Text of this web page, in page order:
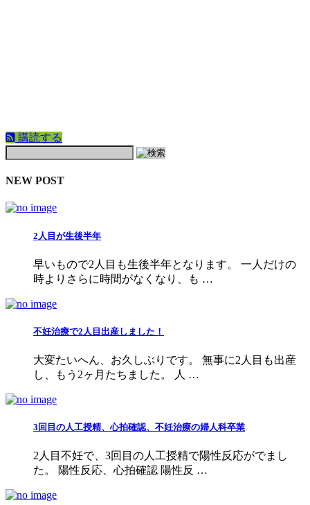
購読する
NEW POST
2人目が生後半年
早いもので2人目も生後半年となります。 一人だけの
時よりさらに時間がなくなり、も …
不妊治療で2人目出産しました！
大変たいへん、お久しぶりです。 無事に2人目も出産
し、もう2ヶ月たちました。 人 …
3回目の人工授精、心拍確認、不妊治療の婦人科卒業
2人目不妊で、3回目の人工授精で陽性反応がでまし
た。 陽性反応、心拍確認 陽性反 …